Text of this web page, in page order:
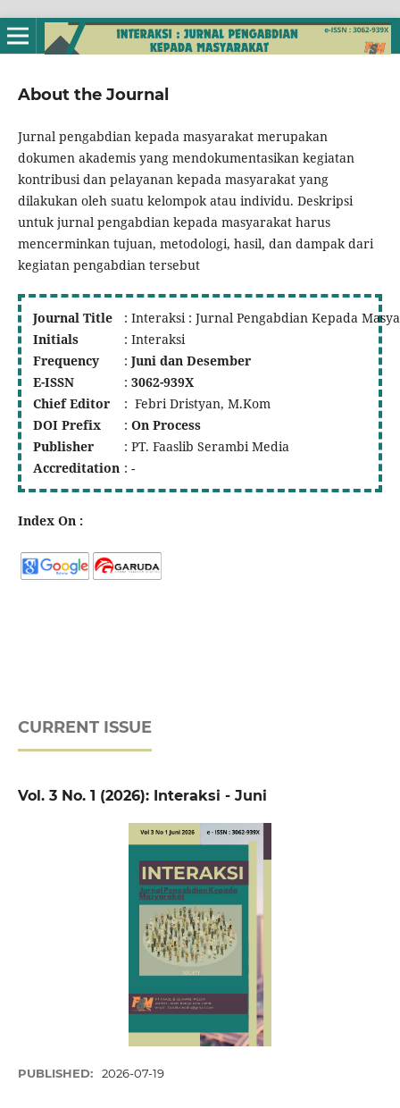
About the Journal
Jurnal pengabdian kepada masyarakat merupakan
dokumen akademis yang mendokumentasikan kegiatan
kontribusi dan pelayanan kepada masyarakat yang
dilakukan oleh suatu kelompok atau individu. Deskripsi
untuk jurnal pengabdian kepada masyarakat harus
mencerminkan tujuan, metodologi, hasil, dan dampak dari
kegiatan pengabdian tersebut
Journal Title
: Interaksi : Jurnal Pengabdian Kepada
Initials
: Interaksi
Frequency
: Juni dan Desember
E-ISSN
: 3062-939X
Chief Editor
: Febri Dristyan, M.Kom
DOI Prefix : On Process
Publisher
: PT. Faaslib Serambi Media
Accreditation : -
Index On :
CURRENT ISSUE
Vol. 3 No. 1 (2026): Interaksi - Juni
PUBLISHED: 2026-07-19